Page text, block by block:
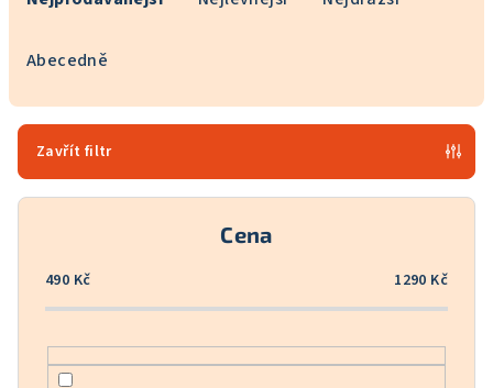
r
o
Abecedně
Zavřít filtr
Cena
490 Kč 1290 Kč